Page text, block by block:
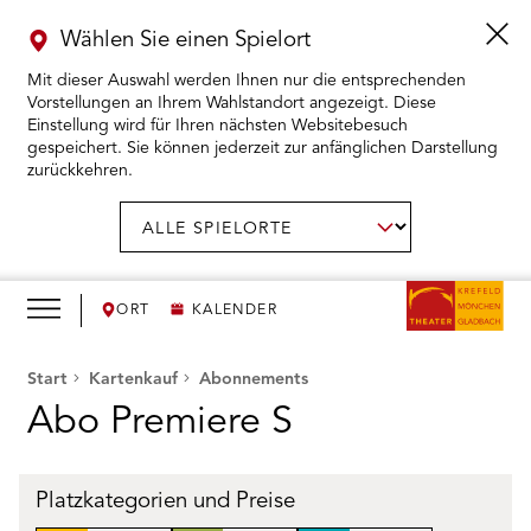
ORT KALENDER
Wählen Sie einen Spielort
Mit dieser Auswahl werden Ihnen nur die entsprechenden
Vorstellungen an Ihrem Wahlstandort angezeigt. Diese
Einstellung wird für Ihren nächsten Websitebesuch
gespeichert. Sie können jederzeit zur anfänglichen Darstellung
zurückkehren.
KARTENKAUF ÖFFNEN
WIR ÖFFNEN
THEATERPÄDAGOGIK ÖFFNEN
Start Kartenkauf Abonnements
Abo Premiere S
Platzkategorien und Preise